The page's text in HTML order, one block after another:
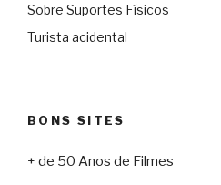
Sobre Suportes Físicos
Turista acidental
BONS SITES
+ de 50 Anos de Filmes